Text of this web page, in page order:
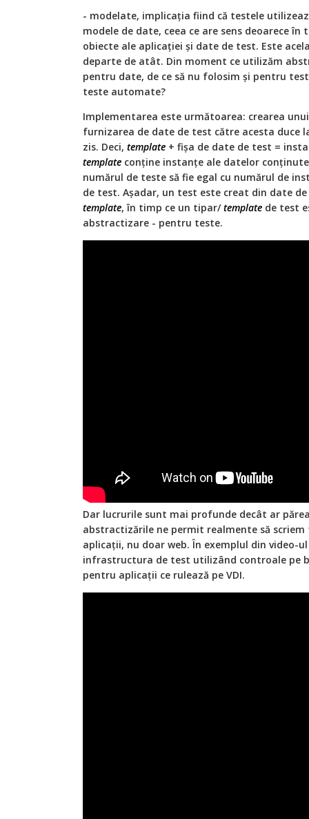
- modelate, implicația fiind că testele
modele de date, ceea ce are sens deoarece
obiecte ale aplicației și date de test. Este
departe de atât. Din moment ce utilizăm
pentru date, de ce să nu folosim și pentru
teste automate?
Implementarea este următoarea: crearea
furnizarea de date de test către acesta
zis. Deci, template + fișa de date de test =
template conține instanțe ale datelor
numărul de teste să fie egal cu numărul de
de test. Așadar, un test este creat din date
template, în timp ce un tipar/template de test
abstractizare - pentru teste.
Dar lucrurile sunt mai profunde decât ar
abstractizările ne permit realmente să
aplicații, nu doar web. În exemplul din video-
infrastructura de test utilizând controale pe
pentru aplicații ce rulează pe VDI.